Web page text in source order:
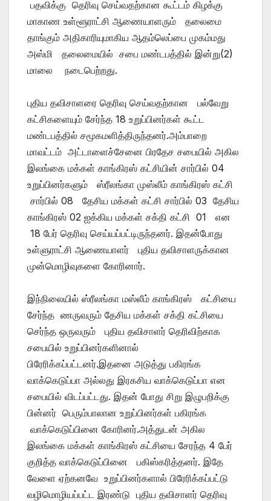
பதவிக்கு தெரிவு செய்வதற்கான கூட்டம் கிழக்கு
மாகாண உள்ளூராட்சி ஆணையாளரும் தலைமை
தாங்கும் அதிகாரியுமாகிய ஆதம்லெப்பை முகம்மது
அஸ்மி தலைமையில் சபை மண்டபத்தில் இன்று(2)
மாலை நடைபெற்றது.
புதிய தவிசாளரை தெரிவு செய்வதற்கான பல்வேறு
கட்சிகளையும் சேர்ந்த 18 உறுப்பினர்கள் கூட்ட
மண்டபத்தில் சமூகமளித்திருந்தனர்.அம்பாறை
மாவட்டம் அட்டாளைச்சேனை பிரதேச சபையில் அகில
இலங்கை மக்கள் காங்கிரஸ் கட்சியின் சார்பில் 04
உறுப்பினர்களும் ஸ்ரீலங்கா முஸ்லீம் காங்கிரஸ் கட்சி
சார்பில் 08 தேசிய மக்கள் கட்சி சார்பில் 03 தேசிய
காங்கிரஸ் 02 ஐக்கிய மக்கள் சக்தி கட்சி 01 என
18 பேர் தெரிவு செய்யப்பட்டிருந்தனர். இதன்போது
உள்ளுராட்சி ஆணையாளர் புதிய தவிசாளருக்கான
முன்மொழிவுகளை கோரினார்.
இந்நிலையில் ஸ்ரீலங்கா மஸ்லீம் காங்கிரஸ் கட்சியை
சேர்ந்த ணருவரும் தேசிய மக்கள் சக்தி கட்சியை
செர்ந்த ஒருவரும் புதிய தவிசாளர் தெரிவிற்காக
சபையில் உறுப்பினர்களினால்
பிரேரிக்கப்பட்டனர்.இதனை அடுத்து பகிரங்க
வாக்கெடுப்பா அல்லது இரகசிய வாக்கெடுப்பா என
சபையில் விடப்பட்டது. இதன் போது சிறு இழுபறிக்கு
பின்னர் பெரும்பாலான உறுப்பினர்கள் பகிரங்க
வாக்கெடுப்பினை கோரினர்.அத்துடன் அகில
இலங்கை மக்கள் காங்கிரஸ் கட்சியை சேரந்த 4 பேர்
குறித்த வாக்கெடுப்பினை பகிஸ்கரித்தனர். இதே
வேளை ஏற்கனவே உறுப்பினர்களால் பிரேரிக்கப்பட்டு
வழிமொழியப்பட்ட இரண்டு புதிய தவிசாளர் தெரிவு